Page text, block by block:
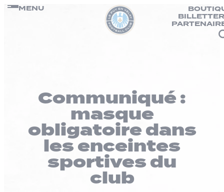
Passer
MENU
Communiqué :
masque
obligatoire dans
les enceintes
sportives du
club
Panneau de gestion des cookies